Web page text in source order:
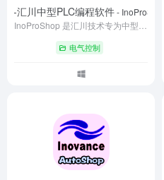
汇川中型PLC编程软件-
电气控制
InoTouchPad-汇